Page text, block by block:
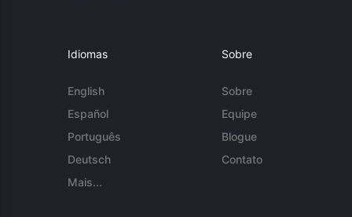
Idiomas
English
Español
Português
Deutsch
Mais...
Sobre
Sobre
Equipe
Blogue
Contato